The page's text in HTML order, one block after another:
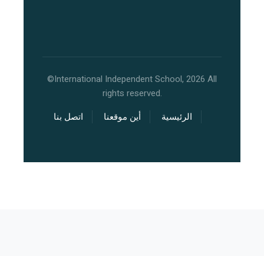
©International Independent School, 2026 All
rights reserved.
الرئيسية
أين موقعنا اتصل بنا